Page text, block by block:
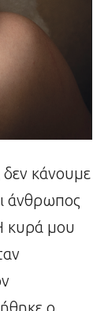
δεν κάνουμε
άνθρωπος
κυρά μου